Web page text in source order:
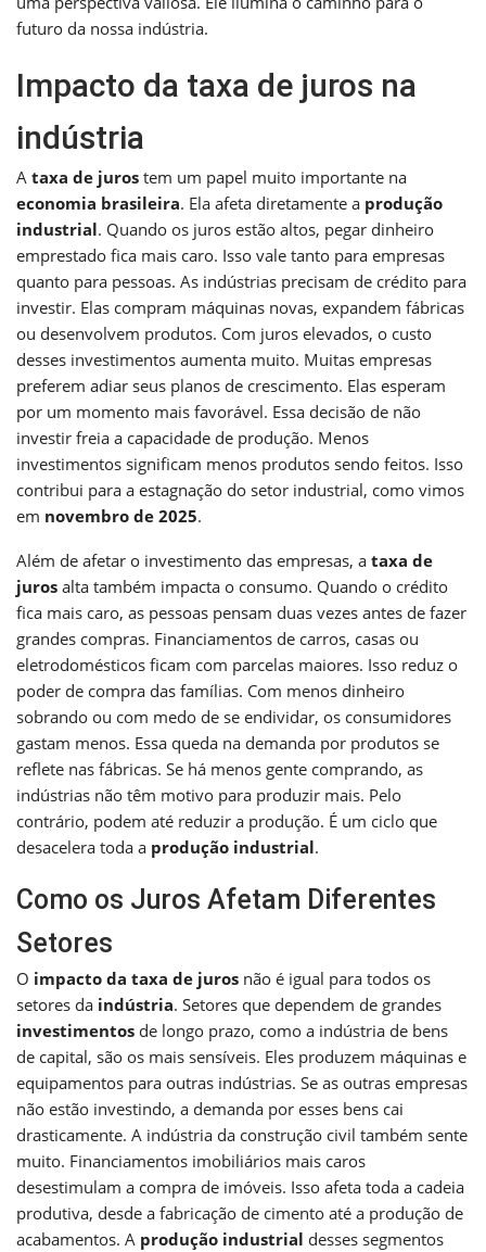
futuro da nossa indústria.
Impacto da taxa de juros na
indústria
A taxa de juros tem um papel muito importante na
economia brasileira. Ela afeta diretamente a produção
industrial. Quando os juros estão altos, pegar dinheiro
emprestado fica mais caro. Isso vale tanto para empresas
quanto para pessoas. As indústrias precisam de crédito para
investir. Elas compram máquinas novas, expandem fábricas
ou desenvolvem produtos. Com juros elevados, o custo
desses investimentos aumenta muito. Muitas empresas
preferem adiar seus planos de crescimento. Elas esperam
por um momento mais favorável. Essa decisão de não
investir freia a capacidade de produção. Menos
investimentos significam menos produtos sendo feitos. Isso
contribui para a estagnação do setor industrial, como vimos
em novembro de 2025.
Além de afetar o investimento das empresas, a taxa de
juros alta também impacta o consumo. Quando o crédito
fica mais caro, as pessoas pensam duas vezes antes de fazer
grandes compras. Financiamentos de carros, casas ou
eletrodomésticos ficam com parcelas maiores. Isso reduz o
poder de compra das famílias. Com menos dinheiro
sobrando ou com medo de se endividar, os consumidores
gastam menos. Essa queda na demanda por produtos se
reflete nas fábricas. Se há menos gente comprando, as
indústrias não têm motivo para produzir mais. Pelo
contrário, podem até reduzir a produção. É um ciclo que
desacelera toda a produção industrial.
Como os Juros Afetam Diferentes
Setores
O impacto da taxa de juros não é igual para todos os
setores da indústria. Setores que dependem de grandes
investimentos de longo prazo, como a indústria de bens
de capital, são os mais sensíveis. Eles produzem máquinas e
equipamentos para outras indústrias. Se as outras empresas
não estão investindo, a demanda por esses bens cai
drasticamente. A indústria da construção civil também sente
muito. Financiamentos imobiliários mais caros
desestimulam a compra de imóveis. Isso afeta toda a cadeia
produtiva, desde a fabricação de cimento até a produção de
acabamentos. A produção industrial desses segmentos